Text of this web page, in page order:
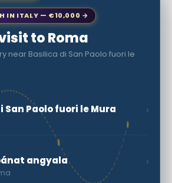
IN ITALY — €10,000 →
to Roma
near Basilica di San Paolo fuori le
San Paolo fuori le Mura ›
angyala ›